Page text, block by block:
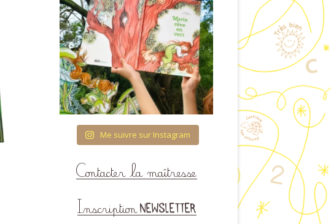
AU FIL DES SAISONS
ÉDUCATION À LA VIE
AFFECTIVE ET
RELATIONNELLE (ÉVAR) À
L’ÉCOLE MATERNELLE
SCHÉMA CORPOREL
RECETTES IMAGÉES POUR
CONTACTER LA MAÎTRESSE
Me suivre sur Instagram